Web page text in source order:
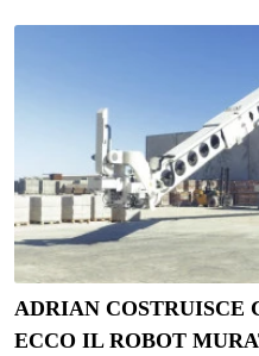
ADRIAN COSTRUISCE
ECCO IL ROBOT